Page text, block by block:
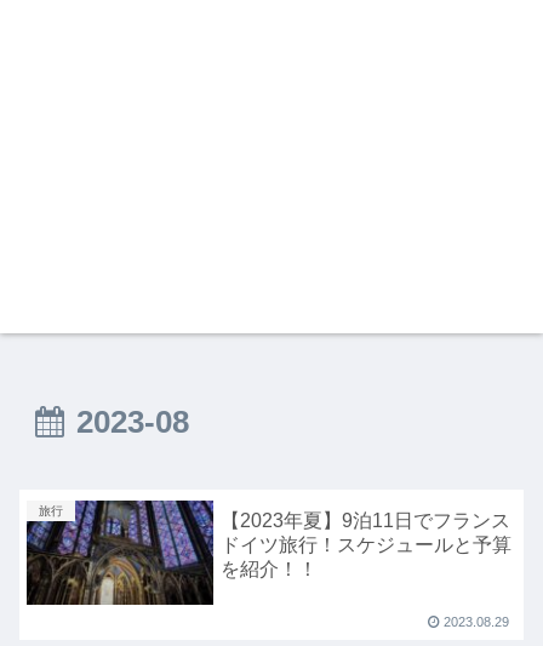
2023-08
旅行
【2023年夏】9泊11日でフランス
ドイツ旅行！スケジュールと予算
を紹介！！
2023.08.29